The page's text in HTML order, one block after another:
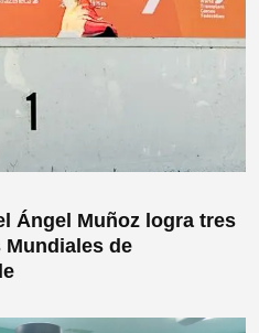
Ángel Muñoz logra tres
Mundiales de